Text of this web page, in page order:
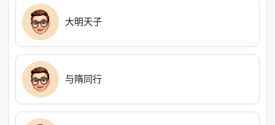
大明天子
与隋同行